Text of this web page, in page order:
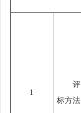
1
评
标方法